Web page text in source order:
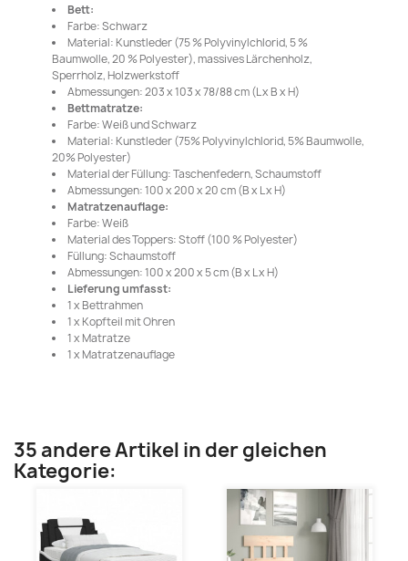
Bett:
Farbe: Schwarz
Material: Kunstleder (75 % Polyvinylchlorid, 5 %
Baumwolle, 20 % Polyester), massives Lärchenholz,
Sperrholz, Holzwerkstoff
Abmessungen: 203 x 103 x 78/88 cm (L x B x H)
Bettmatratze:
Farbe: Weiß und Schwarz
Material: Kunstleder (75% Polyvinylchlorid, 5% Baumwolle,
20% Polyester)
Material der Füllung: Taschenfedern, Schaumstoff
Abmessungen: 100 x 200 x 20 cm (B x L x H)
Matratzenauflage:
Farbe: Weiß
Material des Toppers: Stoff (100 % Polyester)
Füllung: Schaumstoff
Abmessungen: 100 x 200 x 5 cm (B x L x H)
Lieferung umfasst:
1 x Bettrahmen
1 x Kopfteil mit Ohren
1 x Matratze
1 x Matratzenauflage
35 andere Artikel in der gleichen
Kategorie: